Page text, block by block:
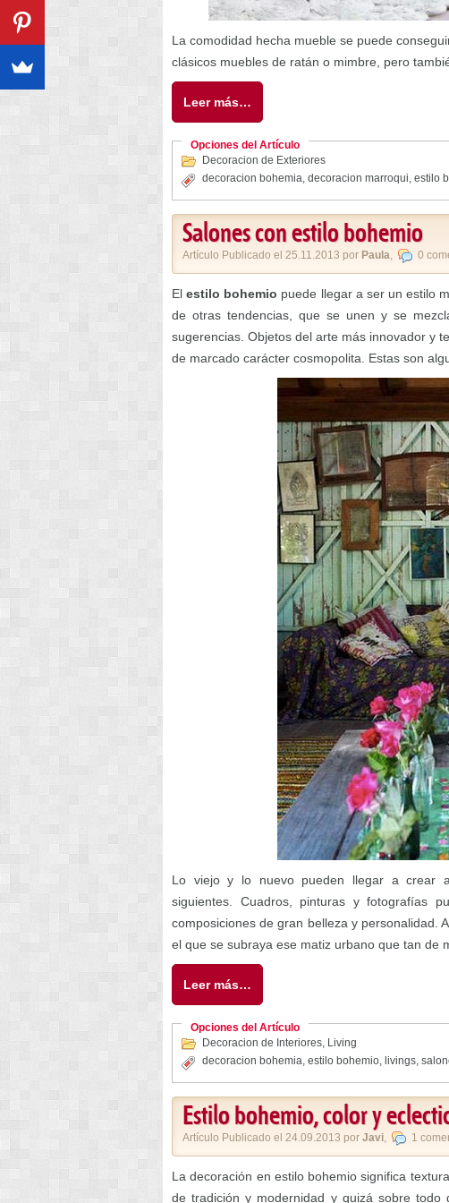
La comodidad hecha mueble se puede
clásicos muebles de ratán o mimbre, pero
Leer más…
Opciones del Artículo
Decoracion de Exteriores
decoracion bohemia, decoracion marroqui, estilo
Salones con estilo bohemio
Artículo Publicado el 25.11.2013 por Paula, 0
Elestilo bohemio puede llegar a ser un estilo
de otras tendencias, que se unen y se
sugerencias. Objetos del arte más innovador y
de marcado carácter cosmopolita. Estas son
Lo viejo y lo nuevo pueden llegar a crear
siguientes. Cuadros, pinturas y fotografías
composiciones de gran belleza y personalidad.
el que se subraya ese matiz urbano que tan de
Leer más…
Opciones del Artículo
Decoracion de Interiores, Living
decoracion bohemia, estilo bohemio, livings,
Estilo bohemio, color y
Artículo Publicado el 24.09.2013 por Javi, 1
La decoración en estilo bohemio significa
de tradición y modernidad y quizá sobre